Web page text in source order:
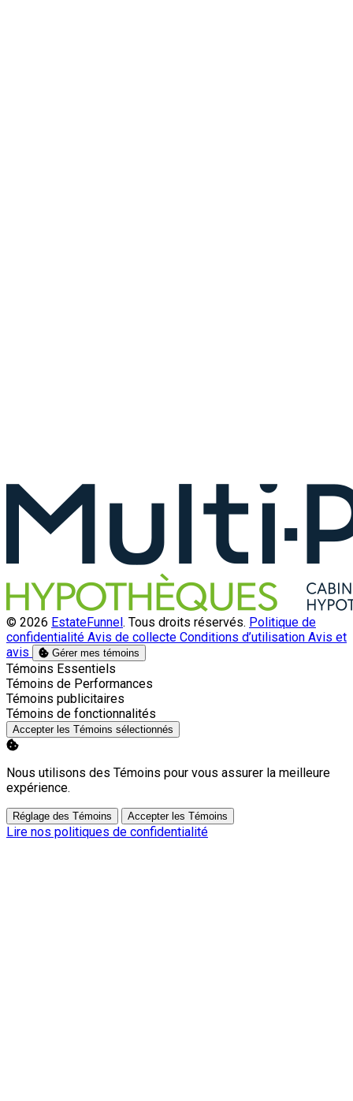
© 2026 EstateFunnel. Tous droits réservés. Politique de
confidentialité Avis de collecte Conditions d’utilisation Avis et
avis
Gérer mes témoins
Activer
Témoins Essentiels
Activer
Témoins de Performances
Activer
Témoins publicitaires
Activer
Témoins de fonctionnalités
Accepter les Témoins sélectionnés
Nous utilisons des Témoins pour vous assurer la meilleure
expérience.
Réglage des Témoins Accepter les Témoins
Lire nos politiques de confidentialité